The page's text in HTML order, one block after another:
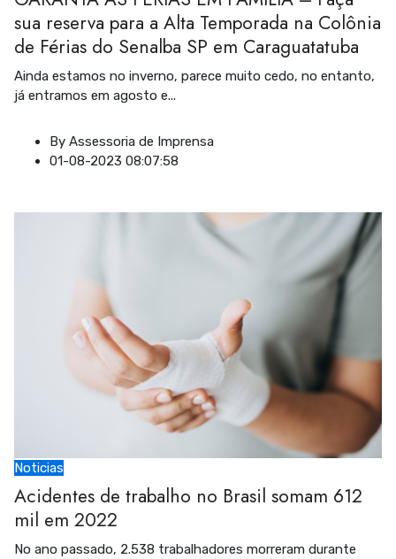
sua reserva para a Alta Temporada na Colônia
de Férias do Senalba SP em Caraguatatuba
Ainda estamos no inverno, parece muito cedo, no entanto,
já entramos em agosto e...
By Assessoria de Imprensa
01-08-2023 08:07:58
Noticias
Acidentes de trabalho no Brasil somam 612
mil em 2022
No ano passado, 2.538 trabalhadores morreram durante